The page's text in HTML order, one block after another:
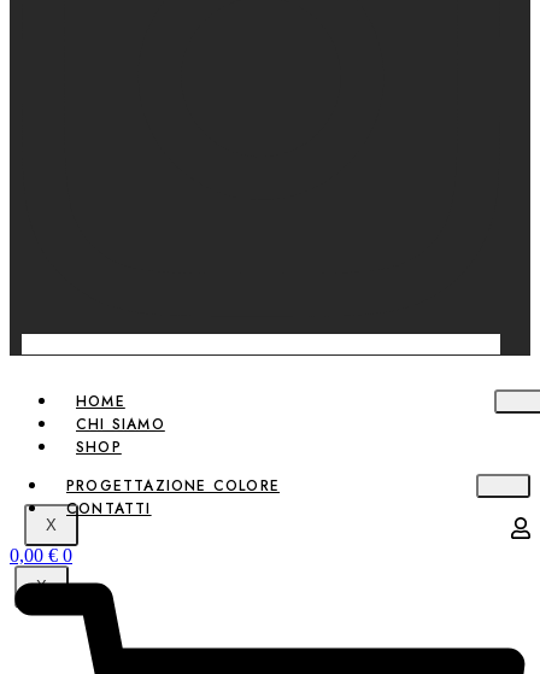
HOME
CHI SIAMO
SHOP
X
PROGETTAZIONE COLORE
CONTATTI
X
0,00 € 0